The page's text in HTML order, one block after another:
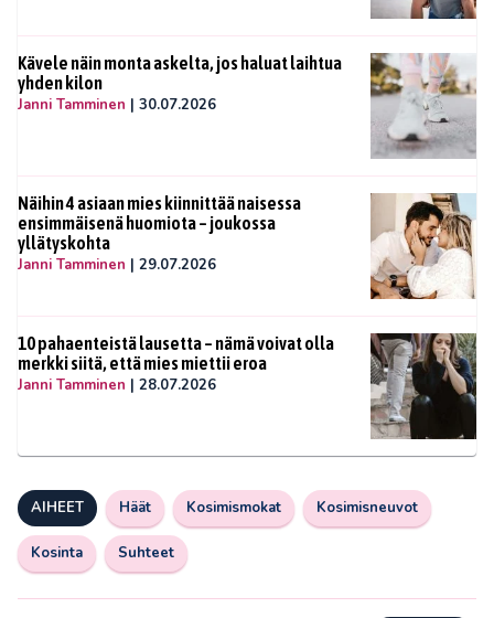
Kävele näin monta askelta, jos haluat laihtua
yhden kilon
Janni Tamminen | 30.07.2026
Näihin 4 asiaan mies kiinnittää naisessa
ensimmäisenä huomiota – joukossa
yllätyskohta
Janni Tamminen | 29.07.2026
10 pahaenteistä lausetta – nämä voivat olla
merkki siitä, että mies miettii eroa
Janni Tamminen | 28.07.2026
AIHEET Häät Kosimismokat Kosimisneuvot
Kosinta Suhteet